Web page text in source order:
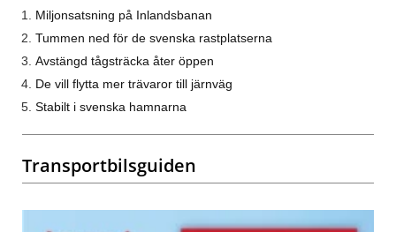
Miljonsatsning på Inlandsbanan
Tummen ned för de svenska rastplatserna
Avstängd tågsträcka åter öppen
De vill flytta mer trävaror till järnväg
Stabilt i svenska hamnarna
Transportbilsguiden